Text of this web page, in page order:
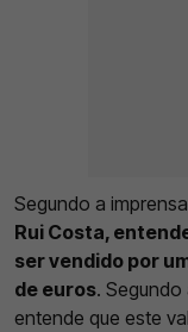
Segundo a
Rui Costa,
ser vendido por
de euros.
entende que este